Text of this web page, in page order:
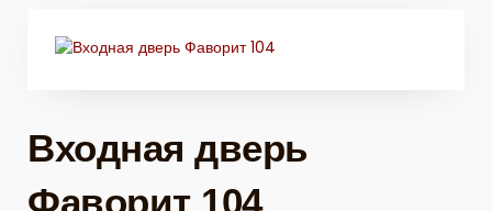
Входная дверь
Фаворит 104